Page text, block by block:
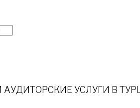
УСЛУГИ В